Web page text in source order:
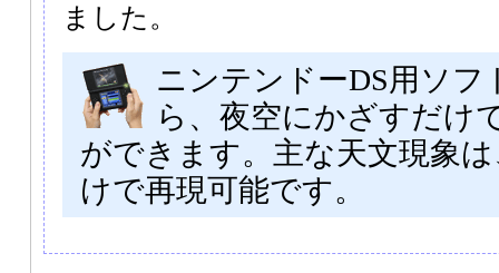
ました。
ニンテンドーDS用ソフ
ら、夜空にかざすだけ
ができます。主な天文現象
けで再現可能です。